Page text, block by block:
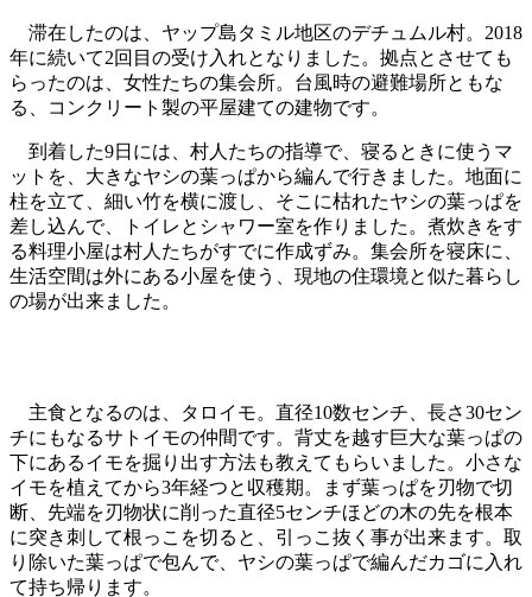
滞在したのは、ヤップ島タミル地区のデチュムル村。2018
年に続いて2回目の受け入れとなりました。拠点とさせても
らったのは、女性たちの集会所。台風時の避難場所ともな
る、コンクリート製の平屋建ての建物です。
到着した9日には、村人たちの指導で、寝るときに使うマ
ットを、大きなヤシの葉っぱから編んで行きました。地面に
柱を立て、細い竹を横に渡し、そこに枯れたヤシの葉っぱを
差し込んで、トイレとシャワー室を作りました。煮炊きをす
る料理小屋は村人たちがすでに作成ずみ。集会所を寝床に、
生活空間は外にある小屋を使う、現地の住環境と似た暮らし
の場が出来ました。
主食となるのは、タロイモ。直径10数センチ、長さ30セン
チにもなるサトイモの仲間です。背丈を越す巨大な葉っぱの
下にあるイモを掘り出す方法も教えてもらいました。小さな
イモを植えてから3年経つと収穫期。まず葉っぱを刃物で切
断、先端を刃物状に削った直径5センチほどの木の先を根本
に突き刺して根っこを切ると、引っこ抜く事が出来ます。取
り除いた葉っぱで包んで、ヤシの葉っぱで編んだカゴに入れ
て持ち帰ります。